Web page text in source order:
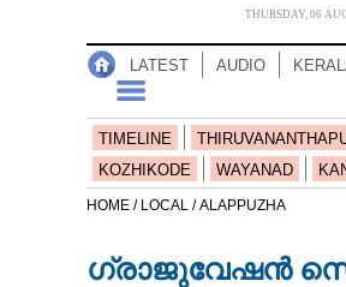
NOTIFIED NEWS
NEWS 360
THURSDAY, 06
LATEST AUDIO
TIMELINE
KOZHIKODE
WAYANAD
HOME / LOCAL /ALAPPUZHA
ഗ്രാജുവേഷൻ